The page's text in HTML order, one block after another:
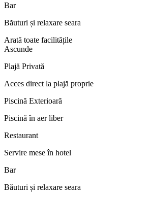
Bar
Băuturi și relaxare seara
Arată toate facilitățile
Ascunde
Plajă Privată
Acces direct la plajă proprie
Piscină Exterioară
Piscină în aer liber
Restaurant
Servire mese în hotel
Bar
Băuturi și relaxare seara